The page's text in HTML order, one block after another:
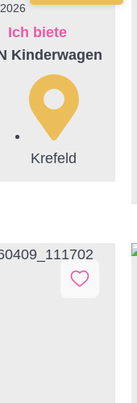
Ich biete
Kinderwagen
Krefeld